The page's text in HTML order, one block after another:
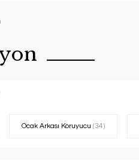
Ocak Arkası Koruyucu (34)